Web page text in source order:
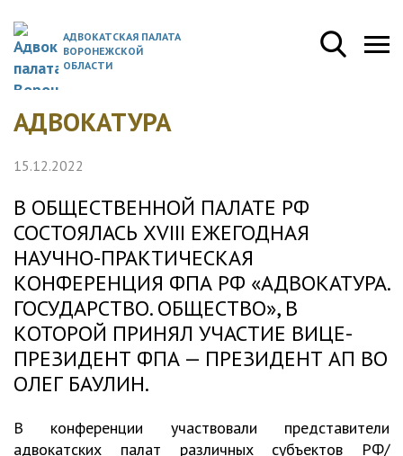
АДВОКАТСКАЯ ПАЛАТА
ВОРОНЕЖСКОЙ
ОБЛАСТИ
АДВОКАТУРА
15.12.2022
В ОБЩЕСТВЕННОЙ ПАЛАТЕ РФ
СОСТОЯЛАСЬ XVIII ЕЖЕГОДНАЯ
НАУЧНО-ПРАКТИЧЕСКАЯ
КОНФЕРЕНЦИЯ ФПА РФ «АДВОКАТУРА.
ГОСУДАРСТВО. ОБЩЕСТВО», В
КОТОРОЙ ПРИНЯЛ УЧАСТИЕ ВИЦЕ-
ПРЕЗИДЕНТ ФПА — ПРЕЗИДЕНТ АП ВО
ОЛЕГ БАУЛИН.
В конференции участвовали представители
адвокатских палат различных субъектов РФ/